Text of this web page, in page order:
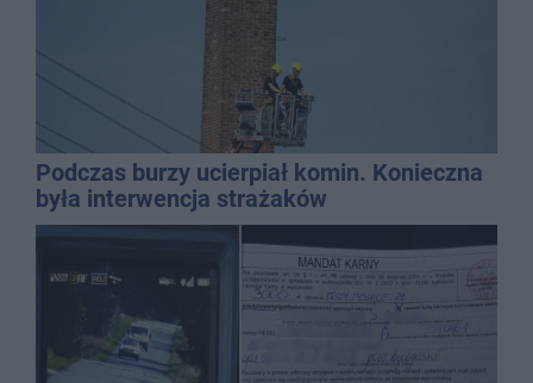
Podczas burzy ucierpiał komin. Konieczna
była interwencja strażaków